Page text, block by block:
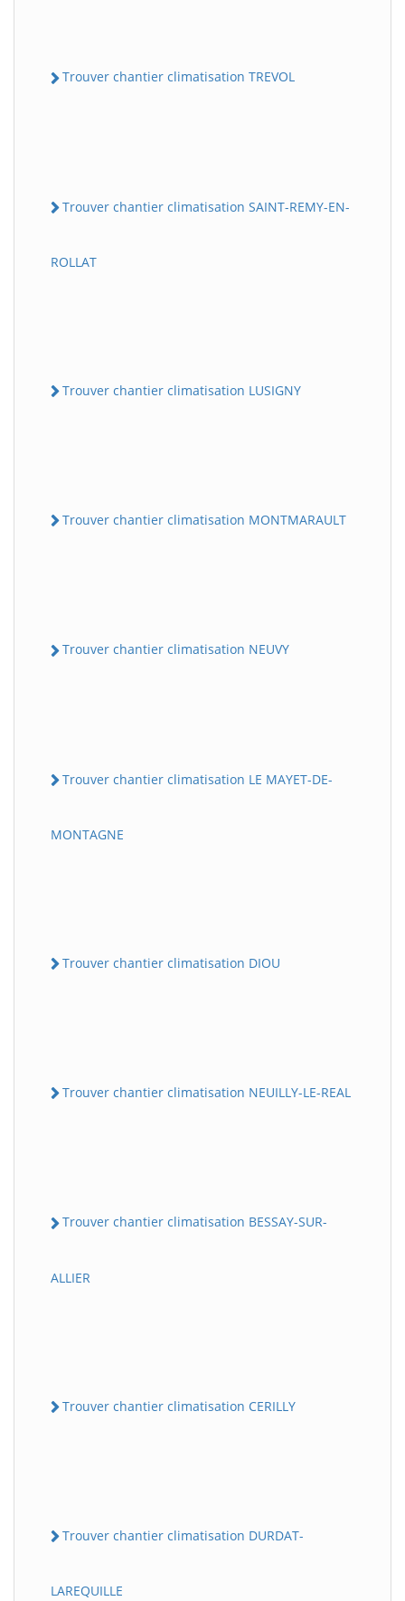
Trouver chantier climatisation TREVOL
Trouver chantier climatisation SAINT-REMY-EN-
ROLLAT
Trouver chantier climatisation LUSIGNY
Trouver chantier climatisation MONTMARAULT
Trouver chantier climatisation NEUVY
Trouver chantier climatisation LE MAYET-DE-
MONTAGNE
Trouver chantier climatisation DIOU
Trouver chantier climatisation NEUILLY-LE-REAL
Trouver chantier climatisation BESSAY-SUR-
ALLIER
Trouver chantier climatisation CERILLY
Trouver chantier climatisation DURDAT-
LAREQUILLE